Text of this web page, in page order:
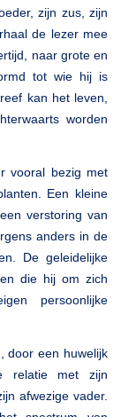
zijn zus, zijn
de lezer mee
naar grote en
tot wie hij is
kan het leven,
worden
vooral bezig met
Een kleine
verstoring van
anders in de
De geleidelijke
die hij om zich
persoonlijke
door een huwelijk
relatie met zijn
afwezige vader.